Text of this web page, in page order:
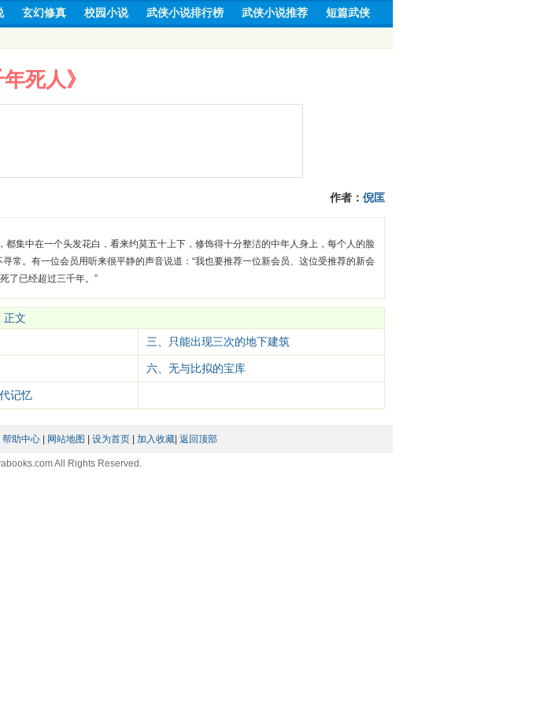
玄幻修真 校园小说 武侠小说排行榜 武侠小说推荐 短篇武侠
年死人》
作者： 倪匡
集中在一个头发花白，看来约莫五十上下，修饰得十分整洁的中年人身上，每个人的脸
常。有一位会员用听来很平静的声音说道：“我也要推荐一位新会员、这位受推荐的新会
了已经超过三千年。”
正文
三、只能出现三次的地下建筑
六、无与比拟的宝库
记忆
帮助中心| 网站地图 设为首页| 加入收藏| 返回顶部
All Rights Reserved.